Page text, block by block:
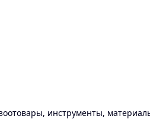
инструменты,